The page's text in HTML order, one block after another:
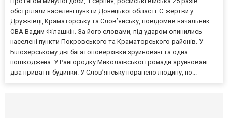
обстріляли населені пункти Донецької області. Є жертви у
Дружківці, Краматорську та Слов’янську, повідомив начальник
ОВА Вадим Філашкін. За його словами, під ударом опинились
населені пункти Покровського та Краматорського районів. У
Білозерському дві багатоповерхівки зруйновані та одна
пошкоджена. У Райгородку Миколаївської громади зруйновані
два приватні будинки. У Слов’янську поранено людину, по...